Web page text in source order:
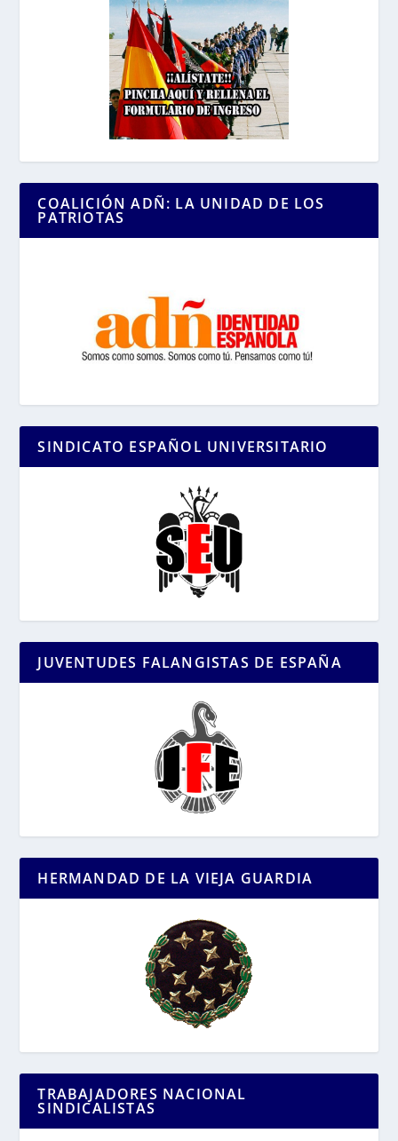
COALICIÓN ADÑ: LA UNIDAD DE LOS
PATRIOTAS
SINDICATO ESPAÑOL UNIVERSITARIO
JUVENTUDES FALANGISTAS DE ESPAÑA
HERMANDAD DE LA VIEJA GUARDIA
TRABAJADORES NACIONAL
SINDICALISTAS